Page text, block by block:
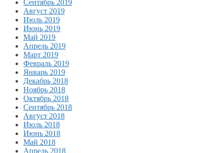
Сентябрь 2019
Август 2019
Июль 2019
Июнь 2019
Май 2019
Апрель 2019
Март 2019
Февраль 2019
Январь 2019
Декабрь 2018
Ноябрь 2018
Октябрь 2018
Сентябрь 2018
Август 2018
Июль 2018
Июнь 2018
Май 2018
Апрель 2018